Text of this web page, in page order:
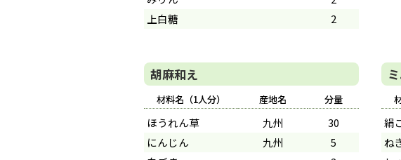
上白糖
2
胡麻和え
材料名（1人分） 産地名 分量
ほうれん草 九州
30
にんじん
九州
5
絹
ね